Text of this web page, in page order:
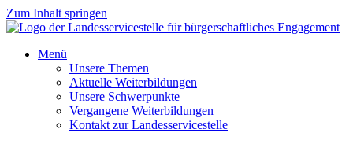
Zum Inhalt springen
Menü
Unsere Themen
Aktuelle Weiterbildungen
Unsere Schwerpunkte
Vergangene Weiterbildungen
Kontakt zur Landesservicestelle